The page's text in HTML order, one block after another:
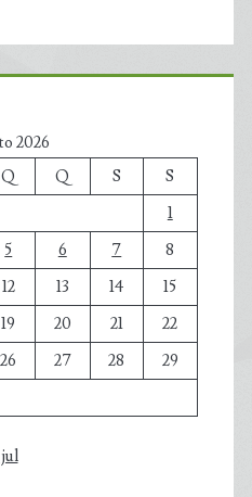
2026
Q Q S
S
1
5 6 7
8
12 13 14
15
19 20 21
22
26 27 28
29